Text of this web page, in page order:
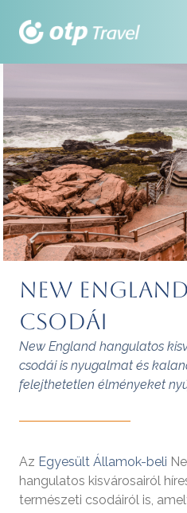
New
csodái
New England hangulatos
csodái is nyugalmat és
felejthetetlen élményeket
Az Egyesült Államok-beli
hangulatos kisvárosairól
természeti csodáiról is,